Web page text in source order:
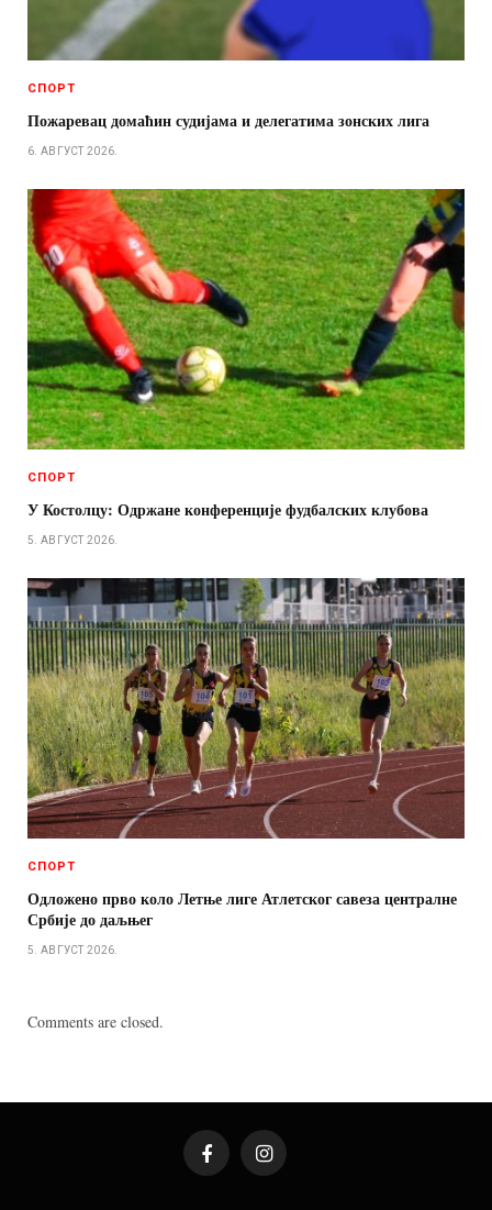
СПОРТ
Пожаревац домаћин судијама и делегатима зонских лига
6. АВГУСТ 2026.
СПОРТ
У Костолцу: Одржане конференције фудбалских клубова
5. АВГУСТ 2026.
СПОРТ
Одложено прво коло Летње лиге Атлетског савеза централне
Србије до даљњег
5. АВГУСТ 2026.
Comments are closed.
FacebookInstagram